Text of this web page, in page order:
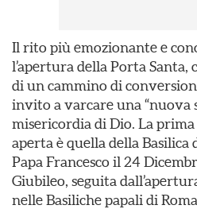
Il rito più emozionante e
l’apertura della Porta Santa,
di un cammino di
invito a varcare una “nuova
misericordia di Dio. La prima
aperta è quella della Basilica
Papa Francesco il 24
Giubileo, seguita
nelle Basiliche papali di